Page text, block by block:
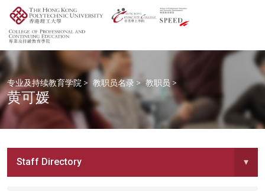
专业及持续教育学院 > 教职员名录 > 教职员 >
黄可媛
Staff Directory ▾